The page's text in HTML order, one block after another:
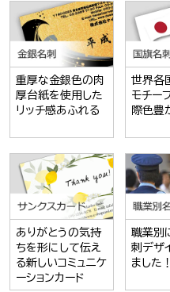
重厚な金銀色の肉
厚台紙を使用した
リッチ感あふれる
世界各
モチー
際色豊
ありがとうの気持
ちを形にして伝え
る新しいコミュニケ
ーションカード
職業別
刺デザ
ました！